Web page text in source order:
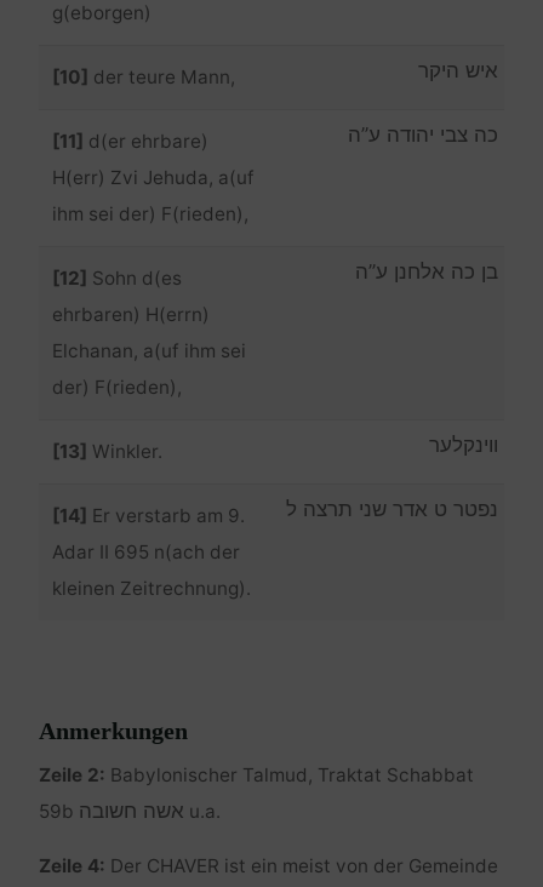
g(eborgen)
[10] der teure Mann, איש היקר
[11] d(er ehrbare)
H(err) Zvi Jehuda, a(uf
ihm sei der) F(rieden),
כה צבי יהודה ע”ה
[12] Sohn d(es
ehrbaren) H(errn)
Elchanan, a(uf ihm sei
der) F(rieden),
בן כה אלחנן ע”ה
[13]Winkler. ווינקלער
[14] Er verstarb am 9.
Adar II 695 n(ach der
kleinen Zeitrechnung).
נפטר ט אדר שני תרצה ל
Anmerkungen
Zeile 2: Babylonischer Talmud, Traktat Schabbat
59b אשה חשובה u.a.
Zeile 4: Der CHAVER ist ein meist von der Gemeinde